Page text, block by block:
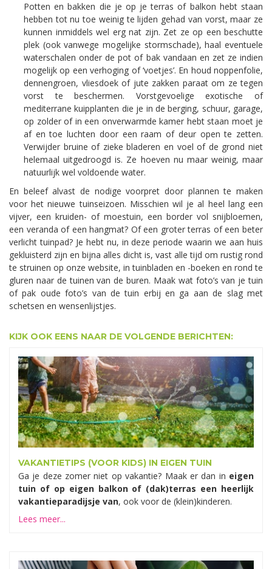
Potten en bakken die je op je terras of balkon hebt staan
hebben tot nu toe weinig te lijden gehad van vorst, maar ze
kunnen inmiddels wel erg nat zijn. Zet ze op een beschutte
plek (ook vanwege mogelijke stormschade), haal eventuele
waterschalen onder de pot of bak vandaan en zet ze indien
mogelijk op een verhoging of ‘voetjes’. En houd noppenfolie,
dennengroen, vliesdoek of jute zakken paraat om ze tegen
vorst te beschermen. Vorstgevoelige exotische of
mediterrane kuipplanten die je in de berging, schuur, garage,
op zolder of in een onverwarmde kamer hebt staan moet je
af en toe luchten door een raam of deur open te zetten.
Verwijder bruine of zieke bladeren en voel of de grond niet
helemaal uitgedroogd is. Ze hoeven nu maar weinig, maar
natuurlijk wel voldoende water.
En beleef alvast de nodige voorpret door plannen te maken
voor het nieuwe tuinseizoen. Misschien wil je al heel lang een
vijver, een kruiden- of moestuin, een border vol snijbloemen,
een veranda of een hangmat? Of een groter terras of een beter
verlicht tuinpad? Je hebt nu, in deze periode waarin we aan huis
gekluisterd zijn en bijna alles dicht is, vast alle tijd om rustig rond
te struinen op onze website, in tuinbladen en -boeken en rond te
gluren naar de tuinen van de buren. Maak wat foto’s van je tuin
of pak oude foto’s van de tuin erbij en ga aan de slag met
schetsen en wensenlijstjes.
KIJK OOK EENS NAAR DE VOLGENDE BERICHTEN:
VAKANTIETIPS (VOOR KIDS) IN EIGEN TUIN
Ga je deze zomer niet op vakantie? Maak er dan in eigen
tuin of op eigen balkon of (dak)terras een heerlijk
vakantieparadijsje van, ook voor de (klein)kinderen.
Lees meer...